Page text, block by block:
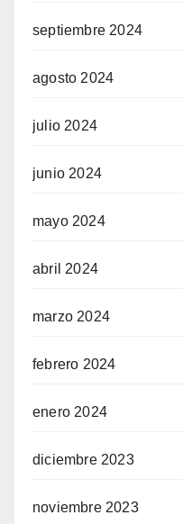
septiembre 2024
agosto 2024
julio 2024
junio 2024
mayo 2024
abril 2024
marzo 2024
febrero 2024
enero 2024
diciembre 2023
noviembre 2023